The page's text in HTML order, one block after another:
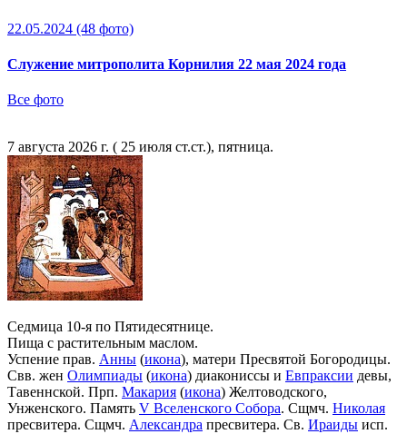
22.05.2024 (48 фото)
Служение митрополита Корнилия 22 мая 2024 года
Все фото
7 августа 2026 г. ( 25 июля ст.ст.), пятница.
Седмица 10-я по Пятидесятнице.
Пища с растительным маслом.
Успение прав. Анны (икона), матери Пресвятой Богородицы.
Свв. жен Олимпиады (икона) диакониссы и Евпраксии девы,
Тавеннской. Прп. Макария (икона) Желтоводского,
Унженского. Память V Вселенского Собора. Сщмч. Николая
пресвитера. Сщмч. Александра пресвитера. Св. Ираиды исп.